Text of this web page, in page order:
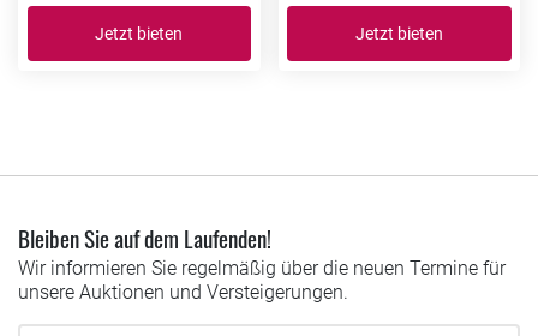
Jetzt bieten Jetzt bieten
Bleiben Sie auf dem Laufenden!
Wir informieren Sie regelmäßig über die neuen Termine für
unsere Auktionen und Versteigerungen.